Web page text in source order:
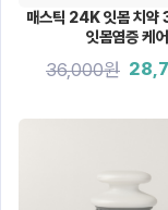
매스틱 24K 잇몸 치약
잇몸염증 케어
36,000원